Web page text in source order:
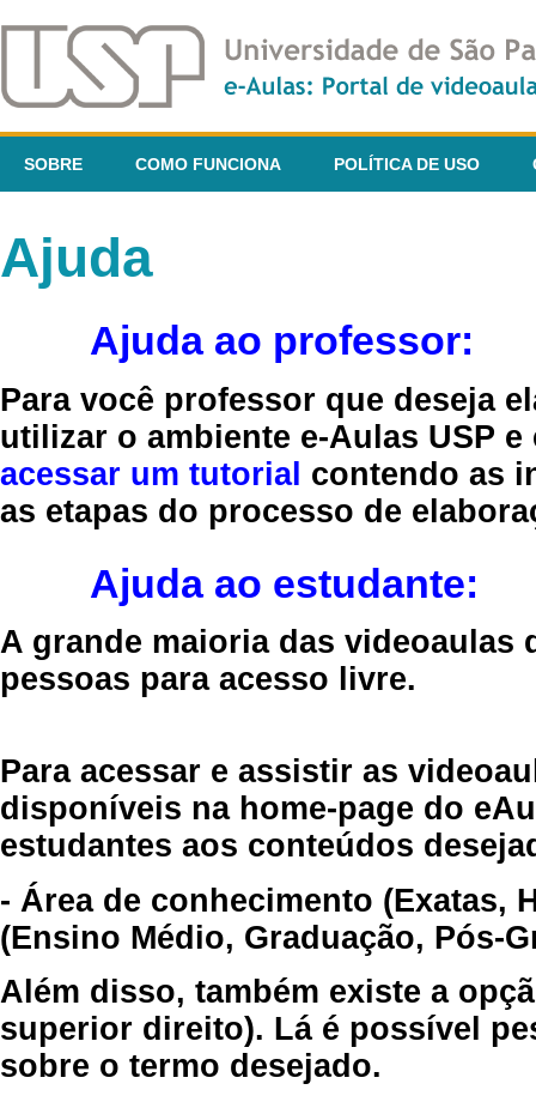
SOBRE COMO FUNCIONA POLÍTICA DE USO
Ajuda
Ajuda ao professor:
Para você professor que deseja
utilizar o ambiente e-Aulas USP
acessar um tutorial contendo as
as etapas do processo de
Ajuda ao estudante:
A grande maioria das videoaulas
pessoas para acesso livre.
Para acessar e assistir as
disponíveis na home-page do
estudantes aos conteúdos
- Área de conhecimento (Exatas,
(Ensino Médio, Graduação, Pós-
Além disso, também existe a
superior direito). Lá é possível
sobre o termo desejado.